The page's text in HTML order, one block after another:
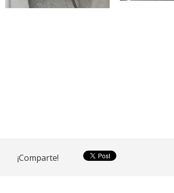
¡Comparte!